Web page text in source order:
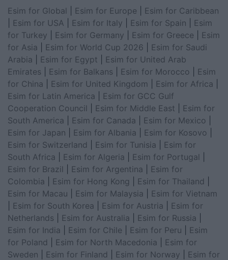
Esim for Global Esim for Europe
Esim for Caribbean
Esim for USA Esim for Italy Esim for Spain
Esim
for Turkey
Esim for Germany Esim for Greece
Esim
for Asia
Esim for World Cup 2026
Esim for Saudi
Arabia
Esim for Egypt
Esim for United Arab
Emirates
Esim for Balkans Esim for Morocco
Esim
for China
Esim for United Kingdom Esim for Africa
Esim for Latin America
Esim for GCC Gulf
Cooperation Council
Esim for Middle East
Esim for
South America
Esim for Canada Esim for Mexico
Esim for Japan
Esim for Albania Esim for Kosovo
Esim for Switzerland
Esim for Tunisia
Esim for
South Africa
Esim for Algeria Esim for Portugal
Esim for Brazil
Esim for Argentina
Esim for
Colombia
Esim for Hong Kong Esim for Thailand
Esim for Macau
Esim for Malaysia
Esim for Vietnam
Esim for South Korea Esim for Austria
Esim for
Netherlands
Esim for Australia Esim for Russia
Esim for India
Esim for Chile Esim for Peru
Esim
for Poland
Esim for North Macedonia
Esim for
Sweden
Esim for Finland Esim for Norway
Esim for